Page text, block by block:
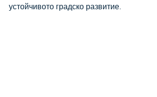
устойчивото градско развитие.